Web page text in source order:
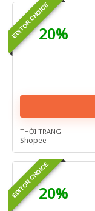
EDITOR CHOICE20%
THỜI TRANG
Shopee
EDITOR CHOICE20%